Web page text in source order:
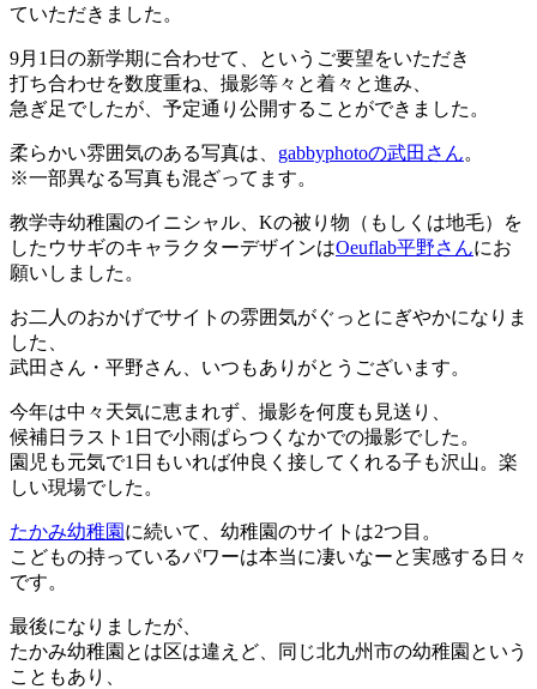
ていただきました。
9月1日の新学期に合わせて、というご要望をいただき
打ち合わせを数度重ね、撮影等々と着々と進み、
急ぎ足でしたが、予定通り公開することができました。
柔らかい雰囲気のある写真は、 gabbyphotoの武田さん。
※一部異なる写真も混ざってます。
教学寺幼稚園のイニシャル、Kの被り物（もしくは地毛）を
したウサギのキャラクターデザインはOeuflab平野さんにお
願いしました。
お二人のおかげでサイトの雰囲気がぐっとにぎやかになりま
した、
武田さん・平野さん、いつもありがとうございます。
今年は中々天気に恵まれず、撮影を何度も見送り、
候補日ラスト1日で小雨ぱらつくなかでの撮影でした。
園児も元気で1日もいれば仲良く接してくれる子も沢山。楽
しい現場でした。
たかみ幼稚園 に続いて、幼稚園のサイトは2つ目。
こどもの持っているパワーは本当に凄いなーと実感する日々
です。
最後になりましたが、
たかみ幼稚園とは区は違えど、同じ北九州市の幼稚園という
こともあり、